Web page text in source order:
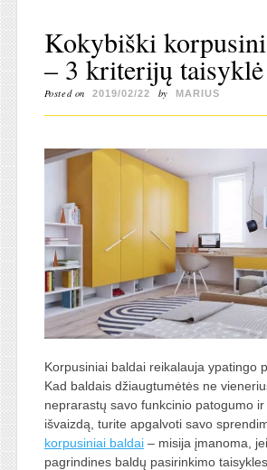
Kokybiški
– 3 kriterijų taisyklė
Posted on 2019/02/22 by MARIUS
Korpusiniai baldai reikalauja ypatingo
Kad baldais džiaugtumėtės ne
neprarastų savo funkcinio patogumo
išvaizdą, turite apgalvoti savo
korpusiniai baldai– misija įmanoma,
pagrindines baldų pasirinkimo